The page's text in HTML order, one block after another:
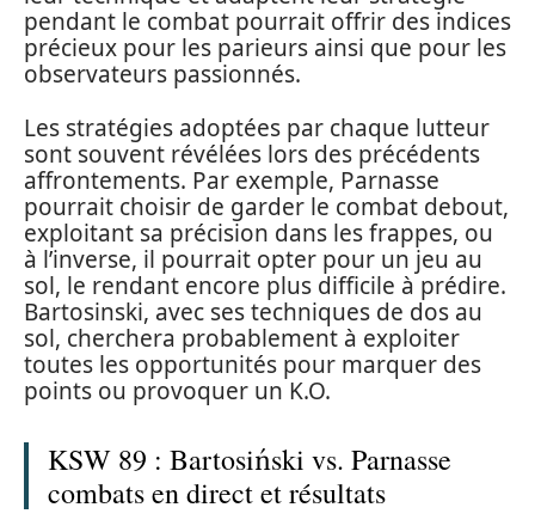
pendant le combat pourrait offrir des indices
précieux pour les parieurs ainsi que pour les
observateurs passionnés.
Les stratégies adoptées par chaque lutteur
sont souvent révélées lors des précédents
affrontements. Par exemple, Parnasse
pourrait choisir de garder le combat debout,
exploitant sa précision dans les frappes, ou
à l’inverse, il pourrait opter pour un jeu au
sol, le rendant encore plus difficile à prédire.
Bartosinski, avec ses techniques de dos au
sol, cherchera probablement à exploiter
toutes les opportunités pour marquer des
points ou provoquer un K.O.
KSW 89 : Bartosiński vs. Parnasse
combats en direct et résultats